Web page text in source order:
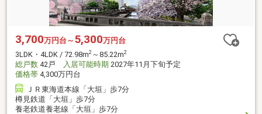
3,700万円台～ 5,300万円台
3LDK・4LDK / 72.98m2 ～85.22m2
総戸数 42戸 入居可能時期 2027年11月下旬予定
価格帯 4,300万円台
ＪＲ東海道本線「大垣」歩7分
樽見鉄道「大垣」歩7分
養老鉄道養老線「大垣」歩7分